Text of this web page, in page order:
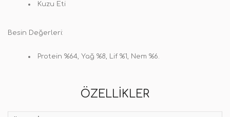
Kuzu Eti
Besin Değerleri:
Protein %64, Yağ %8, Lif %1, Nem %6.
ÖZELLIKLER